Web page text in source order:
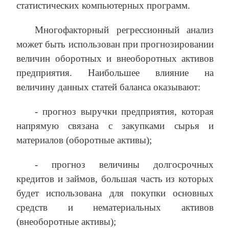
статистических компьютерных программ.
Многофакторный регрессионный анализ
может быть использован при прогнозировании
величин оборотных и внеоборотных активов
предприятия. Наибольшее влияние на
величину данных статей баланса оказывают:
‑ прогноз выручки предприятия, которая
напрямую связана с закупками сырья и
материалов (оборотные активы);
‑ прогноз величины долгосрочных
кредитов и займов, большая часть из которых
будет использована для покупки основных
средств и нематериальных активов
(внеоборотные активы);